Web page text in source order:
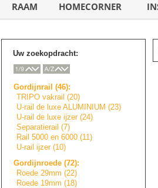
RAAM HOMECORNER
Uw zoekopdracht:
Gordijnrail (46):
TRIPO vakrail (20)
U-rail de luxe ALUMINIUM (23)
U-rail de luxe ijzer (24)
Separatierail (7)
Rail 5000 en 6000 (11)
U-rail ijzer (10)
Gordijnroede (72):
Roede 29mm (22)
Roede 19mm (18)